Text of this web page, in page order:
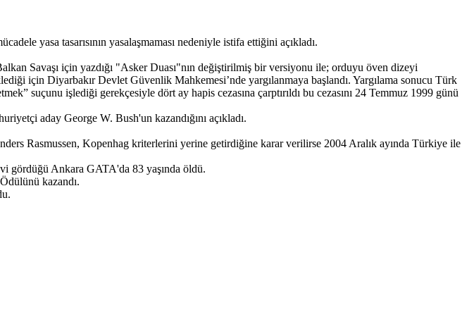
yasa tasarısının yasalaşmaması nedeniyle istifa ettiğini açıkladı.
Savaşı için yazdığı "Asker Duası"nın değiştirilmiş bir versiyonu ile; orduyu öven dizeyi
için Diyarbakır Devlet Güvenlik Mahkemesi’nde yargılanmaya başlandı. Yargılama sonucu Türk
suçunu işlediği gerekçesiyle dört ay hapis cezasına çarptırıldı bu cezasını 24 Temmuz 1999 günü
aday George W. Bush'un kazandığını açıkladı.
Rasmussen, Kopenhag kriterlerini yerine getirdiğine karar verilirse 2004 Aralık ayında Türkiye ile
gördüğü Ankara GATA'da 83 yaşında öldü.
kazandı.